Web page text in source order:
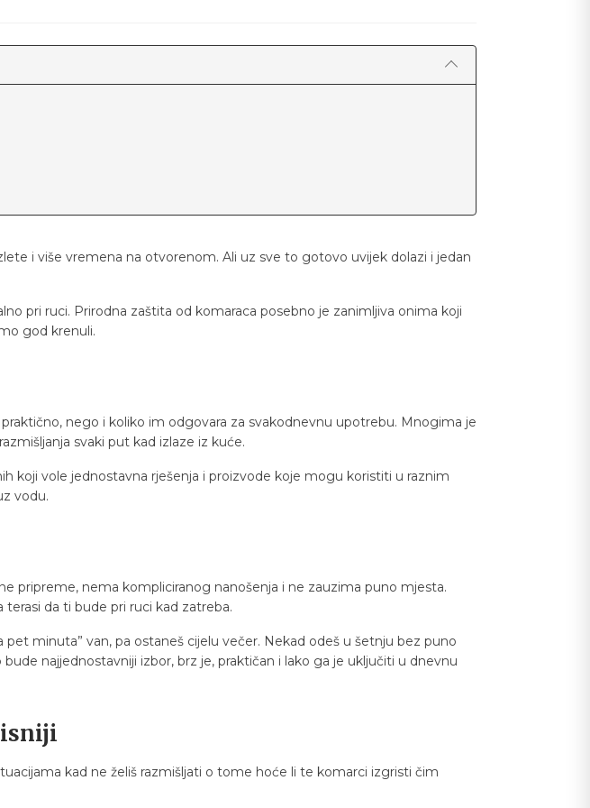
i više vremena na otvorenom. Ali uz sve to gotovo uvijek dolazi i jedan
pri ruci. Prirodna zaštita od komaraca posebno je zanimljiva onima koji
god krenuli.
nego i koliko im odgovara za svakodnevnu upotrebu. Mnogima je
svaki put kad izlaze iz kuće.
koji vole jednostavna rješenja i proizvode koje mogu koristiti u raznim
vodu.
pripreme, nema kompliciranog nanošenja i ne zauzima puno mjesta.
da ti bude pri ruci kad zatreba.
minuta” van, pa ostaneš cijelu večer. Nekad odeš u šetnju bez puno
najjednostavniji izbor, brz je, praktičan i lako ga je uključiti u dnevnu
kad ne želiš razmišljati o tome hoće li te komarci izgristi čim